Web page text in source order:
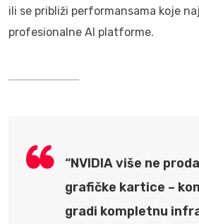
ili se približi performansama koje
profesionalne AI platforme.
“NVIDIA više ne
grafičke kartice –
gradi kompletnu